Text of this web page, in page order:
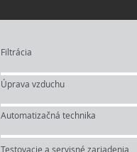
Automatizačná technika
Úprava vzduchu
Filtrácia
Testovacie a servisné zariadenia